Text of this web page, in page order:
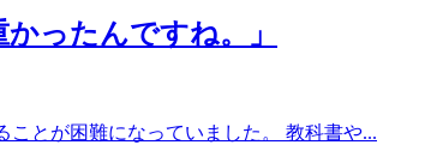
ったんですね。」
とが困難になっていました。 教科書や...